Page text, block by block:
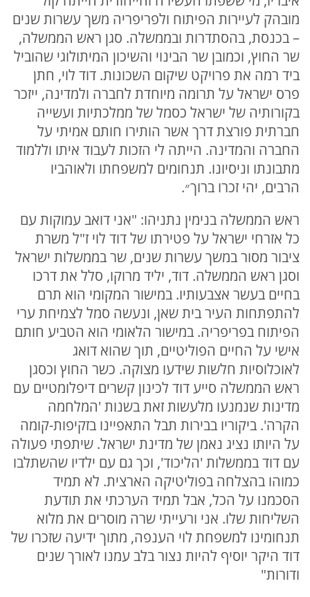
מובהק לעיירות הפיתוח ולפריפריה משך עשרות שנים
– בכנסת, בהסתדרות ובממשלה. סגן ראש הממשלה,
שר החוץ, וכמובן שר הבינוי והשיכון המיתולוגי שהוביל
ביד רמה את פרויקט שיקום השכונות. דוד לוי, חתן
פרס ישראל על תרומה מיוחדת לחברה ולמדינה, ייזכר
בקורותיה של ישראל כסמל של ממלכתיות ועשייה
חברתית פורצת דרך אשר הותירו חותם אמיתי על
החברה והמדינה. הייתה לי הזכות לעבוד איתו וללמוד
מתבונתו וניסיונו. תנחומים למשפחתו ולאוהביו
הרבים, יהי זכרו ברוך״.
ראש הממשלה בנימין נתניהו: "אני דואב עמוקות עם
כל אזרחי ישראל על פטירתו של דוד לוי ז"ל משרת
ציבור מסור במשך עשרות שנים, שר בממשלות ישראל
וסגן ראש הממשלה. דוד, יליד מרוקו, סלל את דרכו
בחיים בעשר אצבעותיו. במישור המקומי הוא תרם
להתפתחות העיר בית שאן, ונעשה סמל לצמיחת ערי
הפיתוח בפריפריה. במישור הלאומי הוא הטביע חותם
אישי על החיים הפוליטיים, תוך שהוא דואג
לאוכלוסיות חלשות שידעו מצוקה. כשר החוץ וכסגן
ראש הממשלה סייע דוד לכינון קשרים דיפלומטיים עם
מדינות שנמנעו מלעשות זאת בשנות 'המלחמה
הקרה'. ביקוריו בבירות תבל התאפיינו בזקיפות-קומה
על היותו נציג נאמן של מדינת ישראל. שיתפתי פעולה
עם דוד בממשלות 'הליכוד', וכך גם עם ילדיו שהשתלבו
כמוהו בהצלחה בפוליטיקה הארצית. לא תמיד
הסכמנו על הכל, אבל תמיד הערכתי את תודעת
השליחות שלו. אני ורעייתי שרה מוסרים את מלוא
תנחומינו למשפחת לוי הענפה, מתוך ידיעה שזכרו של
דוד היקר יוסיף להיות נצור בלב עמנו לאורך שנים
ודורות"